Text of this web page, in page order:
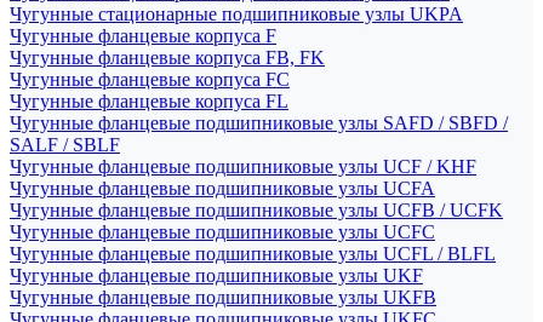
Чугунные стационарные подшипниковые узлы UKPA
Чугунные фланцевые корпуса F
Чугунные фланцевые корпуса FB, FK
Чугунные фланцевые корпуса FC
Чугунные фланцевые корпуса FL
Чугунные фланцевые подшипниковые узлы SAFD / SBFD /
SALF / SBLF
Чугунные фланцевые подшипниковые узлы UCF / KHF
Чугунные фланцевые подшипниковые узлы UCFA
Чугунные фланцевые подшипниковые узлы UCFB / UCFK
Чугунные фланцевые подшипниковые узлы UCFC
Чугунные фланцевые подшипниковые узлы UCFL / BLFL
Чугунные фланцевые подшипниковые узлы UKF
Чугунные фланцевые подшипниковые узлы UKFB